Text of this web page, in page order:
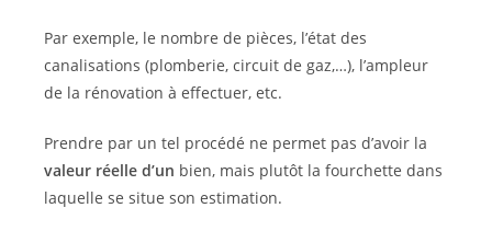
Par exemple, le nombre de pièces, l’état des
canalisations (plomberie, circuit de gaz,…), l’ampleur
de la rénovation à effectuer, etc.
Prendre par un tel procédé ne permet pas d’avoir la
valeur réelle d’un bien, mais plutôt la fourchette dans
laquelle se situe son estimation.